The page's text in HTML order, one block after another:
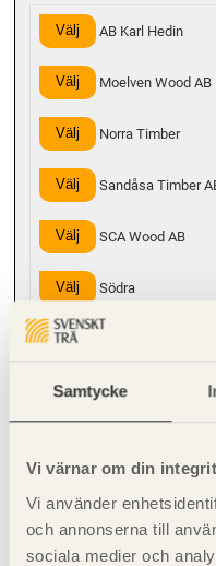
Samtycke
Vi värnar om din
Vi använder
och annonserna till
sociala medier och
Välj AB Karl Hedin
Välj Moelven Wood AB
Välj Norra Timber
Välj Sandåsa Timber
Välj SCA Wood AB
Välj Södra
Välj
Hanteringsinstruktioner
Giltighet